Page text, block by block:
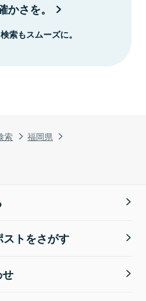
索
福岡県
さを。
索もスムーズに。
トをさがす